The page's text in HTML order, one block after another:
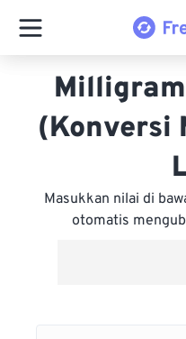
(Konversi
Masukkan nilai di
otomatis